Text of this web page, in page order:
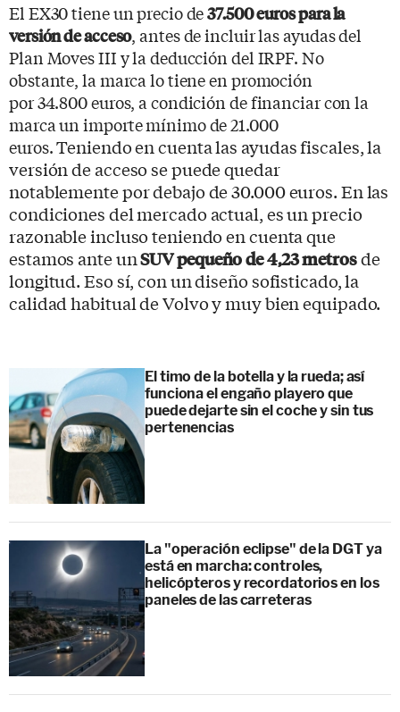
El EX30 tiene un precio de37.500 euros para la
versión de acceso, antes de incluir las ayudas del
Plan Moves III y la deducción del IRPF. No
obstante, la marca lo tiene en promoción
por 34.800 euros, a condición de financiar con la
marca un importe mínimo de 21.000
euros.Teniendo en cuenta las ayudas fiscales, la
versión de acceso se puede quedar
notablemente por debajo de 30.000 euros. En las
condiciones del mercado actual, es un precio
razonable incluso teniendo en cuenta que
estamos ante unSUV pequeño de 4,23 metrosde
longitud. Eso sí, con un diseño sofisticado, la
calidad habitual de Volvo y muy bien equipado.
El timo de la botella y la rueda; así
funciona el engaño playero que
puede dejarte sin el coche y sin tus
pertenencias
La "operación eclipse" de la DGT ya
está en marcha: controles,
helicópteros y recordatorios en los
paneles de las carreteras